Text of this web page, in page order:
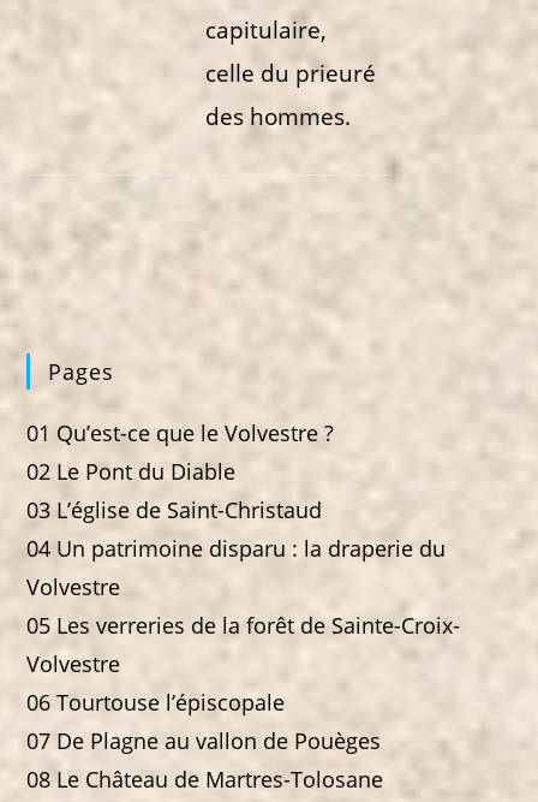
capitulaire,
celle du prieuré
des hommes.
Pages
01 Qu’est-ce que le Volvestre ?
02 Le Pont du Diable
03 L’église de Saint-Christaud
04 Un patrimoine disparu : la draperie du
Volvestre
05 Les verreries de la forêt de Sainte-Croix-
Volvestre
06 Tourtouse l’épiscopale
07 De Plagne au vallon de Pouèges
08 Le Château de Martres-Tolosane